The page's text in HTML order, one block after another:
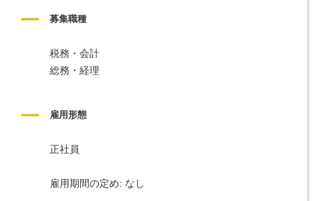
募集職種
税務・会計
総務・経理
雇用形態
正社員
雇用期間の定め: なし